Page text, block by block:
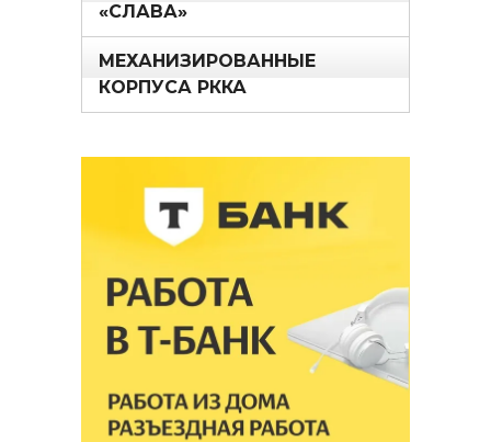
«СЛАВА»
МЕХАНИЗИРОВАННЫЕ
КОРПУСА РККА